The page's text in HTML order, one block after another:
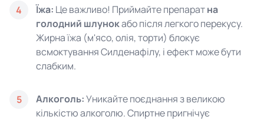
4 Їжа: Це важливо! Приймайте препаратна
голодний шлунокабо після легкого перекусу.
Жирна їжа (м'ясо, олія, торти) блокує
всмоктування Силденафілу, і ефект може бути
слабким.
5 Алкоголь:Уникайте поєднання з великою
кількістю алкоголю. Спиртне пригнічує